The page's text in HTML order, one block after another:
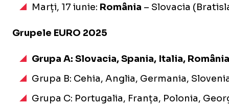
Marți, 17 iunie: România – Slovacia
Grupele EURO 2025
Grupa A: Slovacia, Spania, Italia, România
Grupa B: Cehia, Anglia, Germania,
Grupa C: Portugalia, Franța, Polonia,